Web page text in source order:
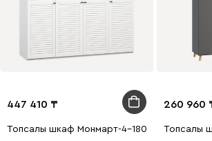
447 410
Топсалы шкаф Монмарт-4-180-220 Ақ
260 960
Топсалы